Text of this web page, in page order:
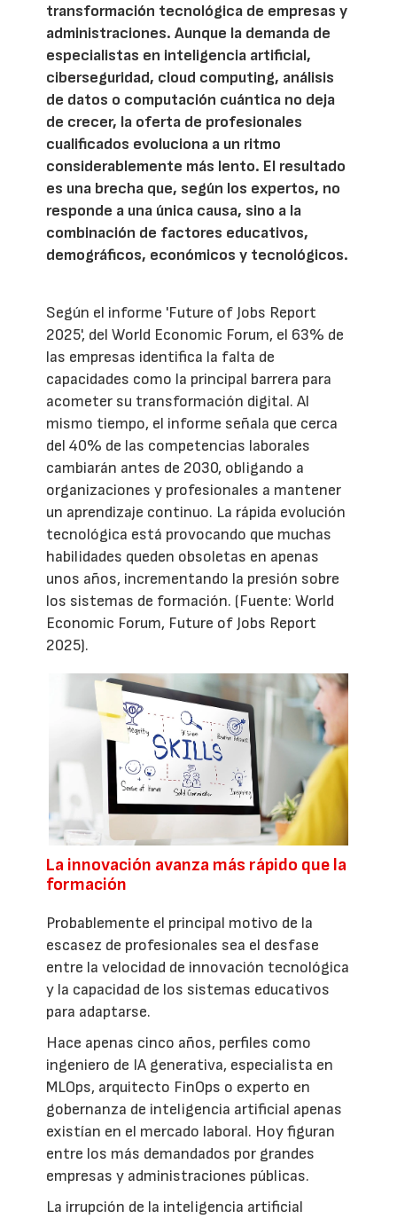
transformación tecnológica de empresas y
administraciones. Aunque la demanda de
especialistas en inteligencia artificial,
ciberseguridad, cloud computing, análisis
de datos o computación cuántica no deja
de crecer, la oferta de profesionales
cualificados evoluciona a un ritmo
considerablemente más lento. El resultado
es una brecha que, según los expertos, no
responde a una única causa, sino a la
combinación de factores educativos,
demográficos, económicos y tecnológicos.
Según el informe 'Future of Jobs Report
2025', del World Economic Forum, el 63% de
las empresas identifica la falta de
capacidades como la principal barrera para
acometer su transformación digital. Al
mismo tiempo, el informe señala que cerca
del 40% de las competencias laborales
cambiarán antes de 2030, obligando a
organizaciones y profesionales a mantener
un aprendizaje continuo. La rápida evolución
tecnológica está provocando que muchas
habilidades queden obsoletas en apenas
unos años, incrementando la presión sobre
los sistemas de formación. (Fuente: World
Economic Forum, Future of Jobs Report
2025).
La innovación avanza más rápido que la
formación
Probablemente el principal motivo de la
escasez de profesionales sea el desfase
entre la velocidad de innovación tecnológica
y la capacidad de los sistemas educativos
para adaptarse.
Hace apenas cinco años, perfiles como
ingeniero de IA generativa, especialista en
MLOps, arquitecto FinOps o experto en
gobernanza de inteligencia artificial apenas
existían en el mercado laboral. Hoy figuran
entre los más demandados por grandes
empresas y administraciones públicas.
La irrupción de la inteligencia artificial